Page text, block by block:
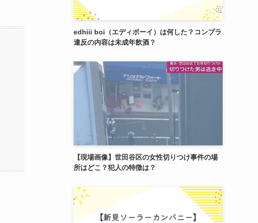
edhiii boi（エディボーイ）は何した？コンプラ
違反の内容は未成年飲酒？
【現場画像】世田谷区の女性切りつけ事件の場
所はどこ？犯人の特徴は？